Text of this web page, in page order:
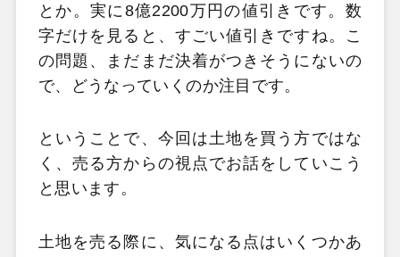
とか。実に8億2200万円の値引きです。数
字だけを見ると、すごい値引きですね。こ
の問題、まだまだ決着がつきそうにないの
で、どうなっていくのか注目です。
ということで、今回は土地を買う方ではな
く、売る方からの視点でお話をしていこう
と思います。
土地を売る際に、気になる点はいくつかあ